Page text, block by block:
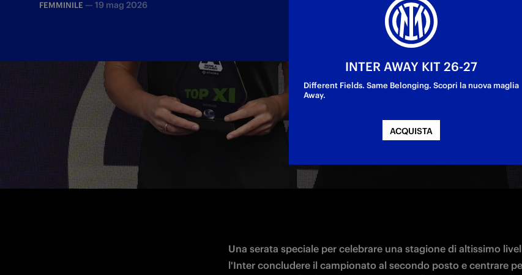
FEMMINILE — 19 mag 2026
La premiazione è andata in scena a Roma durante l'evento Athora Game On-All
Athora Italia: Milinkovic, Andrés, Bugeja e Wullaert le calciatrici nerazzurre premiate
Una serata speciale per celebrare una stagione di altissimo
l'Inter concludere il campionato al secondo posto e centrare
INTER AWAY KIT 26-27
Different Fields. Same Belonging. Scopri la nuova maglia
Away.
ACQUISTA